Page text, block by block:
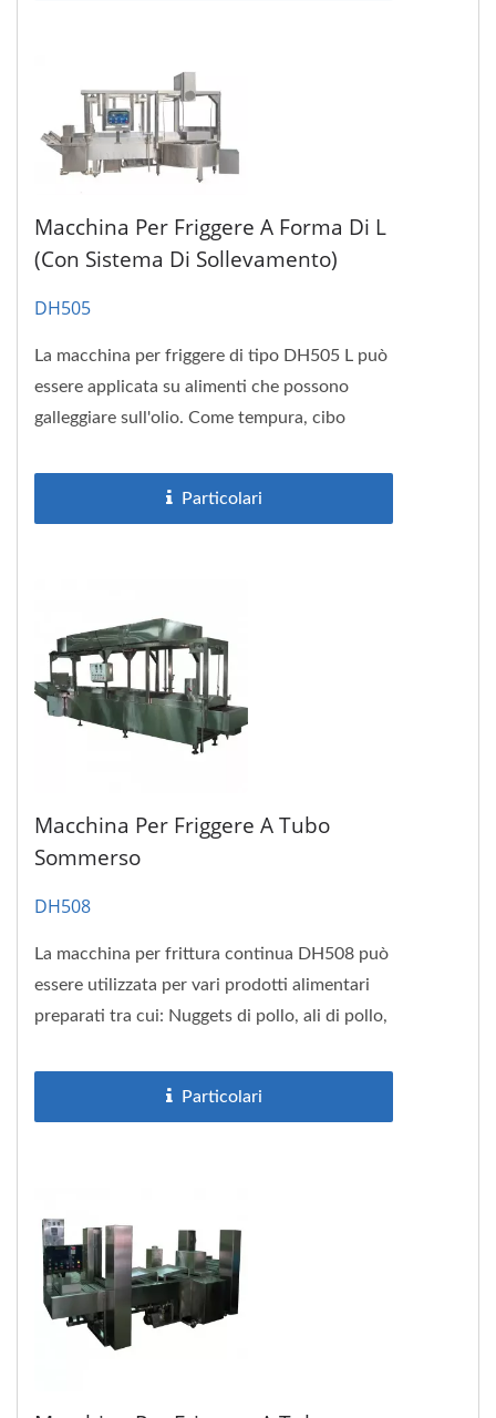
Macchina Per Friggere A Forma Di L
(con Sistema Di Sollevamento)
DH505
La macchina per friggere di tipo DH505 L può
essere applicata su alimenti che possono
galleggiare sull'olio. Come tempura, cibo
Particolari
Macchina Per Friggere A Tubo
Sommerso
DH508
La macchina per frittura continua DH508 può
essere utilizzata per vari prodotti alimentari
preparati tra cui: Nuggets di pollo, ali di pollo,
Particolari